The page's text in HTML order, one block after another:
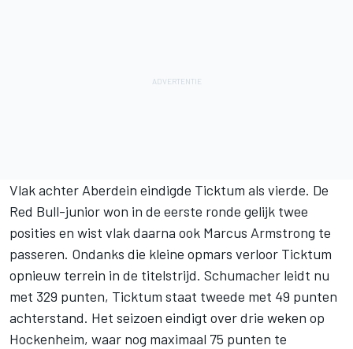
Vlak achter Aberdein eindigde Ticktum als vierde. De
Red Bull-junior won in de eerste ronde gelijk twee
posities en wist vlak daarna ook Marcus Armstrong te
passeren. Ondanks die kleine opmars verloor Ticktum
opnieuw terrein in de titelstrijd. Schumacher leidt nu
met 329 punten, Ticktum staat tweede met 49 punten
achterstand. Het seizoen eindigt over drie weken op
Hockenheim, waar nog maximaal 75 punten te